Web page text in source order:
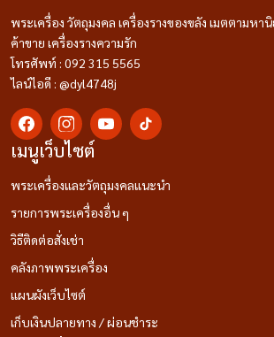
พระเครื่อง วัตถุมงคล เครื่องรางของขลัง เมตตามหา
ค้าขาย เครื่องรางความรัก
โทรศัพท์ : 092 315 5565
ไลน์ไอดี : @dyl4748j
เมนูเว็บไซต์
พระเครื่องและวัตถุมงคลแนะนำ
รายการพระเครื่องอื่น ๆ
วิธีติดต่อสั่งเช่า
คลังภาพพระเครื่อง
แผนผังเว็บไซต์
เก็บเงินปลายทาง / ผ่อนชำระ